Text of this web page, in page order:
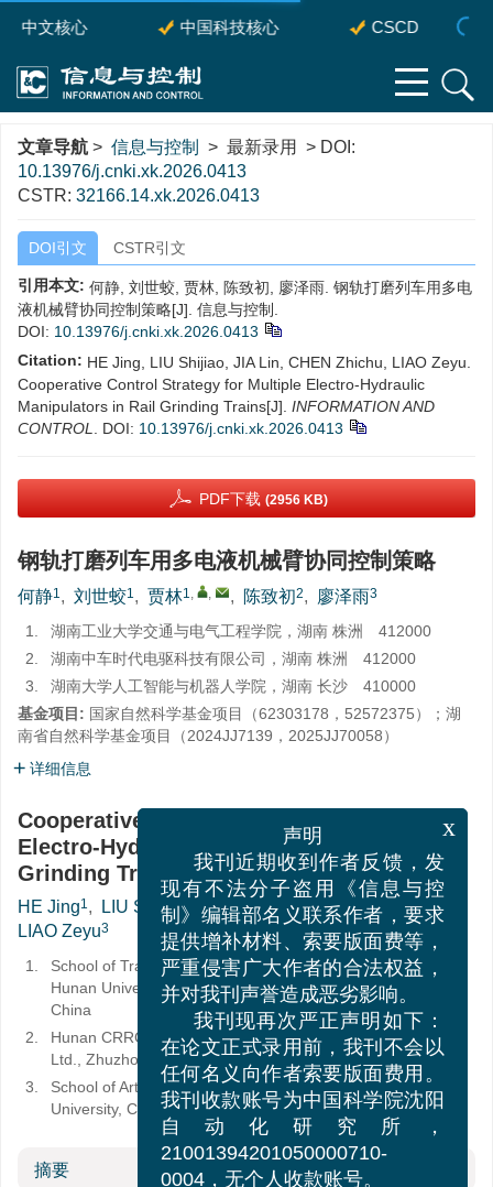
中文核心 中国科技核心 CSCD
文章导航 > 信息与控制
> 最新录用 > DOI:
10.13976/j.cnki.xk.2026.0413
CSTR: 32166.14.xk.2026.0413
DOI引文 CSTR引文
引用本文: 何静, 刘世蛟, 贾林, 陈致初, 廖泽雨. 钢轨打磨列车用多电
液机械臂协同控制策略[J]. 信息与控制.
DOI: 10.13976/j.cnki.xk.2026.0413
Citation: HE Jing, LIU Shijiao, JIA Lin, CHEN Zhichu, LIAO Zeyu.
Cooperative Control Strategy for Multiple Electro-Hydraulic
Manipulators in Rail Grinding Trains[J]. INFORMATION AND
CONTROL
DOI: 10.13976/j.cnki.xk.2026.0413
PDF下载 (2956 KB)
钢轨打磨列车用多电液机械臂协同控制策略
何静1, 刘世蛟1, 贾林1, , , 陈致初2, 廖泽雨3
1.
湖南工业大学交通与电气工程学院，湖南 株洲 412000
2.
湖南中车时代电驱科技有限公司，湖南 株洲 412000
3.
湖南大学人工智能与机器人学院，湖南 长沙 410000
基金项目: 国家自然科学基金项目（62303178 ， 52572375）；湖
南省自然科学基金项目（2024JJ7139 ， 2025JJ70058）
详细信息
Cooperative Control Strategy for Multiple
Electro-Hydraulic Manipulators in Rail
Grinding Trains
HE Jing1, LIU Shijiao1 , JIA Lin 1, , , CHEN Zhichu2,
LIAO Zeyu3
1.
School of Transportation and Electrical Engineering,
Hunan University of Technology, Zhuzhou 412000,
China
2.
Hunan CRRC Times Electric Drive Technology Co.,
Ltd., Zhuzhou 412000, China
3.
School of Artificial Intelligence and Robotics, Hunan
University, Changsha 410000, China
摘要
x
声明
我刊近期收到作者反馈，发
现有不法分子盗用《信息与控
制》编辑部名义联系作者，要求
提供增补材料、索要版面费等，
严重侵害广大作者的合法权益，
并对我刊声誉造成恶劣影响。
我刊现再次严正声明如下：
在论文正式录用前，我刊不会以
任何名义向作者索要版面费用。
我刊收款账号为中国科学院沈阳
自动化研究所，
21001394201050000710-